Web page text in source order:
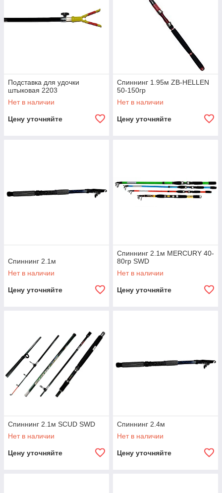
Подставка для удочки
штыковая 2203
Нет в наличии
Цену уточняйте
Спиннинг 1.95м ZB-HELLEN
50-150гр
Нет в наличии
Цену уточняйте
Спиннинг 2.1м
Нет в наличии
Цену уточняйте
Спиннинг 2.1м MERCURY 40-
80гр SWD
Нет в наличии
Цену уточняйте
Спиннинг 2.1м SCUD SWD
Нет в наличии
Цену уточняйте
Спиннинг 2.4м
Нет в наличии
Цену уточняйте